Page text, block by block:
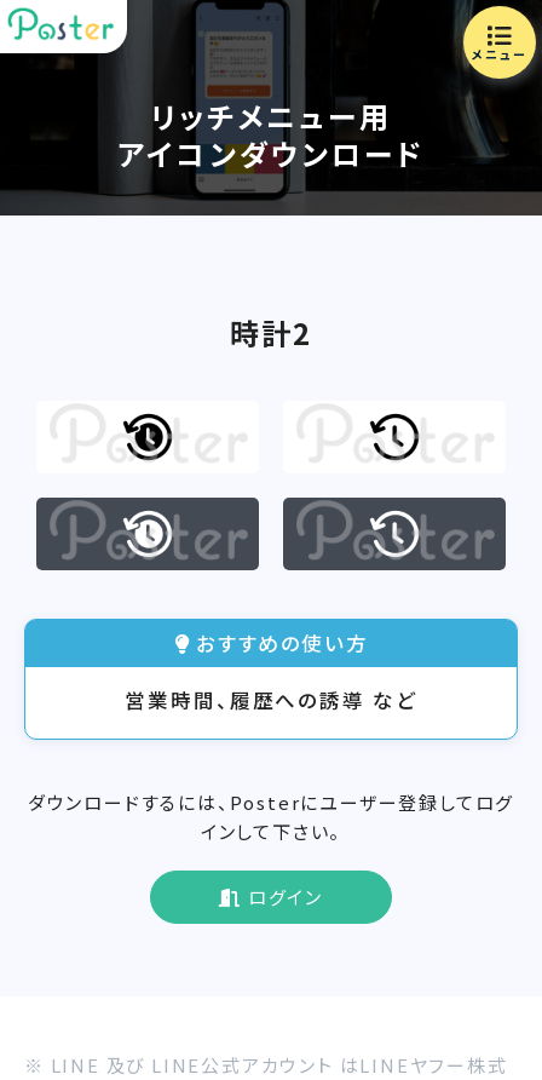
メニュー
リッチメニュー用
アイコンダウンロード
時計2
おすすめの使い方
営業時間、履歴への誘導 など
ダウンロードするには、Posterにユーザー登録してログ
インして下さい。
ログイン
※ LINE 及び LINE公式アカウント はLINEヤフー株式